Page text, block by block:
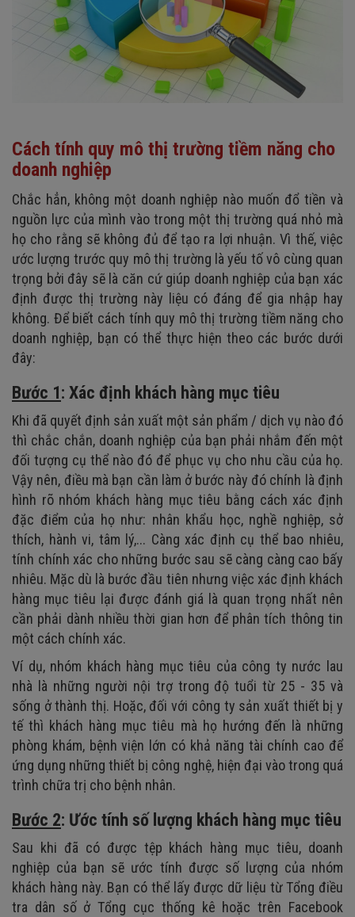
Cách tính quy mô thị trường tiềm năng cho
doanh nghiệp
Chắc hẳn, không một doanh nghiệp nào muốn đổ tiền và
nguồn lực của mình vào trong một thị trường quá nhỏ mà
họ cho rằng sẽ không đủ để tạo ra lợi nhuận. Vì thế, việc
ước lượng trước quy mô thị trường là yếu tố vô cùng quan
trọng bởi đây sẽ là căn cứ giúp doanh nghiệp của bạn xác
định được thị trường này liệu có đáng để gia nhập hay
không. Để biết cách tính quy mô thị trường tiềm năng cho
doanh nghiệp, bạn có thể thực hiện theo các bước dưới
đây:
Bước 1: Xác định khách hàng mục tiêu
Khi đã quyết định sản xuất một sản phẩm / dịch vụ nào đó
thì chắc chắn, doanh nghiệp của bạn phải nhắm đến một
đối tượng cụ thể nào đó để phục vụ cho nhu cầu của họ.
Vậy nên, điều mà bạn cần làm ở bước này đó chính là định
hình rõ nhóm khách hàng mục tiêu bằng cách xác định
đặc điểm của họ như: nhân khẩu học, nghề nghiệp, sở
thích, hành vi, tâm lý,... Càng xác định cụ thể bao nhiêu,
tính chính xác cho những bước sau sẽ càng càng cao bấy
nhiêu. Mặc dù là bước đầu tiên nhưng việc xác định khách
hàng mục tiêu lại được đánh giá là quan trọng nhất nên
cần phải dành nhiều thời gian hơn để phân tích thông tin
một cách chính xác.
Ví dụ, nhóm khách hàng mục tiêu của công ty nước lau
nhà là những người nội trợ trong độ tuổi từ 25 - 35 và
sống ở thành thị. Hoặc, đối với công ty sản xuất thiết bị y
tế thì khách hàng mục tiêu mà họ hướng đến là những
phòng khám, bệnh viện lớn có khả năng tài chính cao để
ứng dụng những thiết bị công nghệ, hiện đại vào trong quá
trình chữa trị cho bệnh nhân.
Bước 2: Ước tính số lượng khách hàng mục tiêu
Sau khi đã có được tệp khách hàng mục tiêu, doanh
nghiệp của bạn sẽ ước tính được số lượng của nhóm
khách hàng này. Bạn có thể lấy được dữ liệu từ Tổng điều
tra dân số ở Tổng cục thống kê hoặc trên Facebook